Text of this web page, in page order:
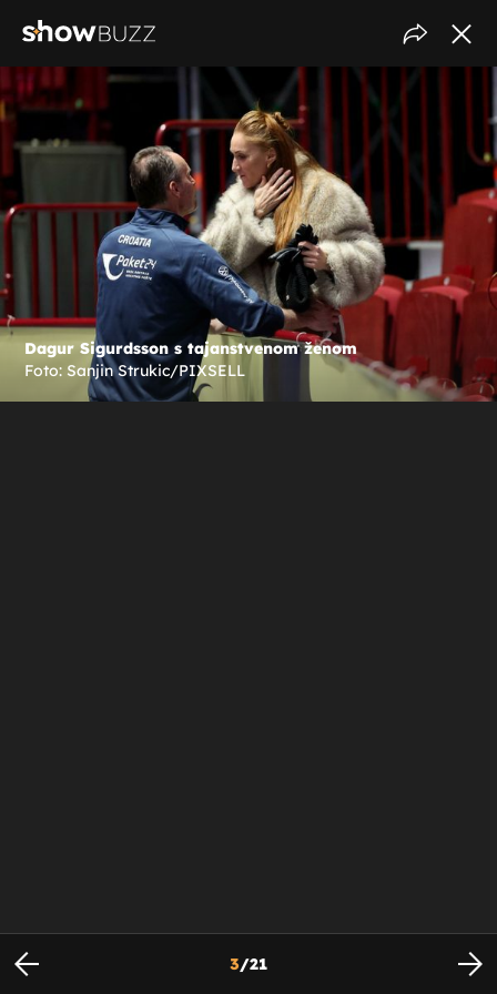
Dagur Sigurdsson s tajanstvenom ženom
Foto: Sanjin Strukic/PIXSELL
3/21